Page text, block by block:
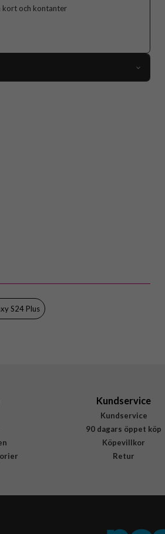
kort och kontanter
S24 Plus
Kundservice
Kundservice
90 dagars öppet köp
Köpevillkor
Retur